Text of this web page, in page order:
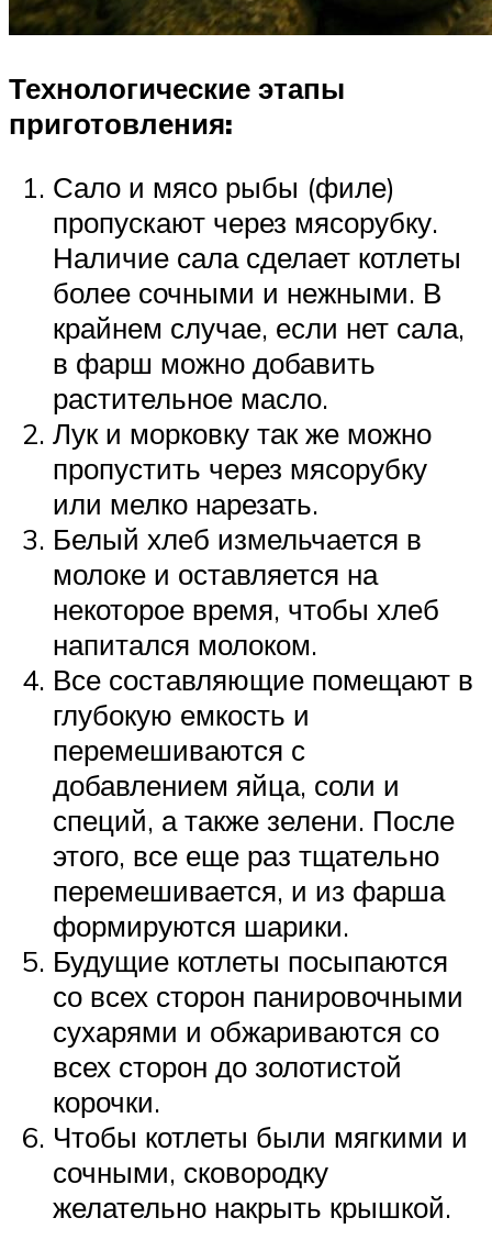
Технологические этапы
приготовления:
Сало и мясо рыбы (филе)
пропускают через мясорубку.
Наличие сала сделает котлеты
более сочными и нежными. В
крайнем случае, если нет сала,
в фарш можно добавить
растительное масло.
Лук и морковку так же можно
пропустить через мясорубку
или мелко нарезать.
Белый хлеб измельчается в
молоке и оставляется на
некоторое время, чтобы хлеб
напитался молоком.
Все составляющие помещают в
глубокую емкость и
перемешиваются с
добавлением яйца, соли и
специй, а также зелени. После
этого, все еще раз тщательно
перемешивается, и из фарша
формируются шарики.
Будущие котлеты посыпаются
со всех сторон панировочными
сухарями и обжариваются со
всех сторон до золотистой
корочки.
Чтобы котлеты были мягкими и
сочными, сковородку
желательно накрыть крышкой.